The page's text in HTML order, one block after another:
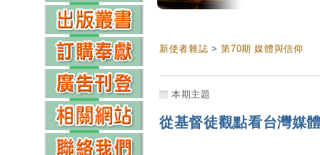
新使者雜誌 >第70期 媒體與信仰
本期主題
從基督徒觀點看台灣媒